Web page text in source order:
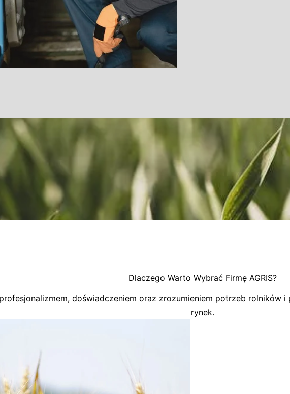
Dlaczego Warto Wybrać Firmę AGRIS?
doświadczeniem oraz zrozumieniem potrzeb rolników
rynek.